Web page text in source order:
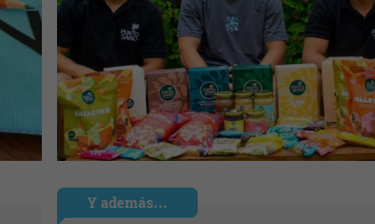
Y además…